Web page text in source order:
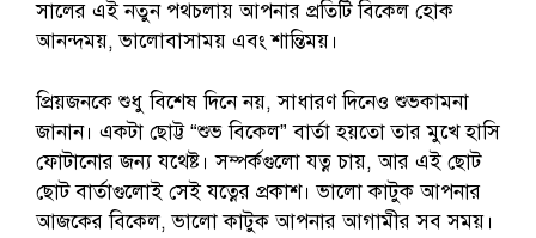
সালের এই নতুন পথচলায় আপনার প্রতিটি বিকেল হোক
আনন্দময়, ভালোবাসাময় এবং শান্তিময়।
প্রিয়জনকে শুধু বিশেষ দিনে নয়, সাধারণ দিনেও শুভকামনা
জানান। একটা ছোট্ট “শুভ বিকেল” বার্তা হয়তো তার মুখে হাসি
ফোটানোর জন্য যথেষ্ট। সম্পর্কগুলো যত্ন চায়, আর এই ছোট
ছোট বার্তাগুলোই সেই যত্নের প্রকাশ। ভালো কাটুক আপনার
আজকের বিকেল, ভালো কাটুক আপনার আগামীর সব সময়।